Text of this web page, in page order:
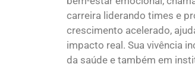
carreira liderando times e
crescimento acelerado,
impacto real. Sua vivência
da saúde e também em